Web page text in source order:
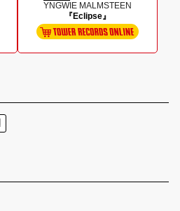
YNGWIE MALMSTEEN
『Eclipse』